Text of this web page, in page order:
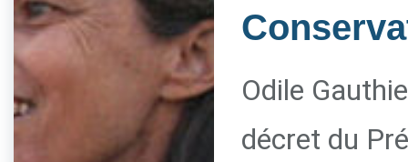
Odile
décret du